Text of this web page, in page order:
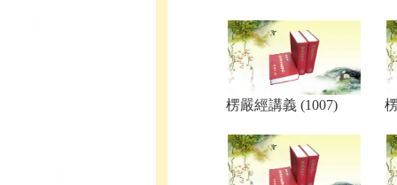
楞嚴經講義 (1007)